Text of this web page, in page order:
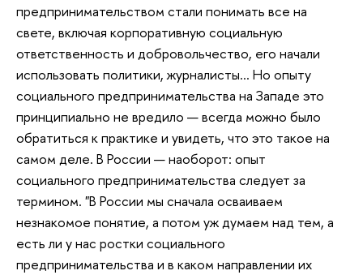
предпринимательством стали понимать все на
свете, включая корпоративную социальную
ответственность и добровольчество, его начали
использовать политики, журналисты… Но опыту
социального предпринимательства на Западе это
принципиально не вредило — всегда можно было
обратиться к практике и увидеть, что это такое на
самом деле. В России — наоборот: опыт
социального предпринимательства следует за
термином. "В России мы сначала осваиваем
незнакомое понятие, а потом уж думаем над тем, а
есть ли у нас ростки социального
предпринимательства и в каком направлении их